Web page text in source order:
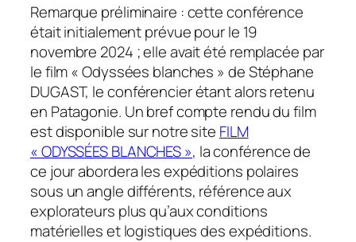
Remarque préliminaire : cette conférence
était initialement prévue pour le 19
novembre 2024 ; elle avait été remplacée par
le film « Odyssées blanches » de Stéphane
DUGAST, le conférencier étant alors retenu
en Patagonie. Un bref compte rendu du film
est disponible sur notre site FILM
« ODYSSÉES BLANCHES », la conférence de
ce jour abordera les expéditions polaires
sous un angle différents, référence aux
explorateurs plus qu’aux conditions
matérielles et logistiques des expéditions.